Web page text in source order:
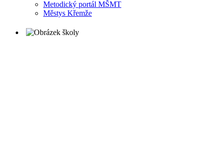
Metodický portál MŠMT
Městys Křemže